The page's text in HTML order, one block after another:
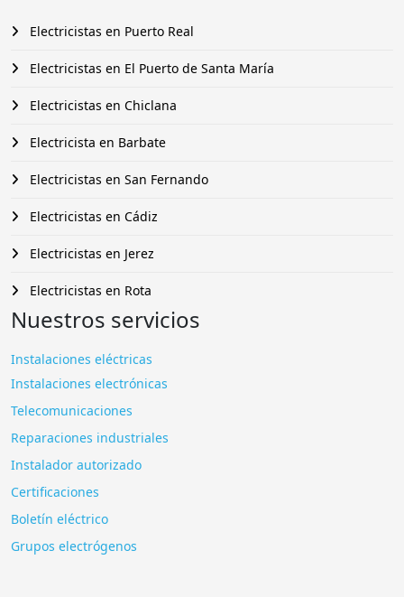
Electricistas en Puerto Real
Electricistas en El Puerto de Santa María
Electricistas en Chiclana
Electricista en Barbate
Electricistas en San Fernando
Electricistas en Cádiz
Electricistas en Jerez
Electricistas en Rota
Nuestros servicios
Instalaciones eléctricas
Instalaciones electrónicas
Telecomunicaciones
Reparaciones industriales
Instalador autorizado
Certificaciones
Boletín eléctrico
Grupos electrógenos